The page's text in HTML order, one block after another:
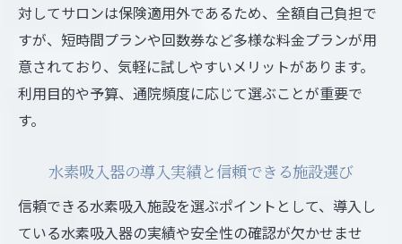
対してサロンは保険適用外であるため、全額自己負担で
すが、短時間プランや回数券など多様な料金プランが用
意されており、気軽に試しやすいメリットがあります。
利用目的や予算、通院頻度に応じて選ぶことが重要で
す。
水素吸入器の導入実績と信頼できる施設選び
信頼できる水素吸入施設を選ぶポイントとして、導入し
ている水素吸入器の実績や安全性の確認が欠かせませ